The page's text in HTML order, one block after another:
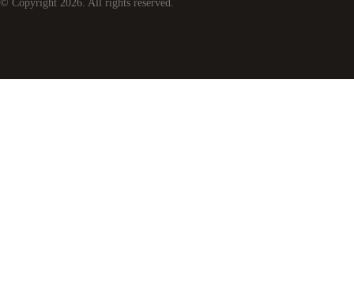
© Copyright 2026 . All rights reserved.